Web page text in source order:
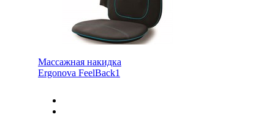
Массажная накидка
Ergonova FeelBack1